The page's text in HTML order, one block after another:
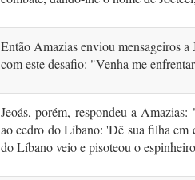
Então Amazias enviou mensageiros a
com este desafio: "Venha me
Jeoás, porém, respondeu a
ao cedro do Líbano: 'Dê sua filha em
do Líbano veio e pisoteou o